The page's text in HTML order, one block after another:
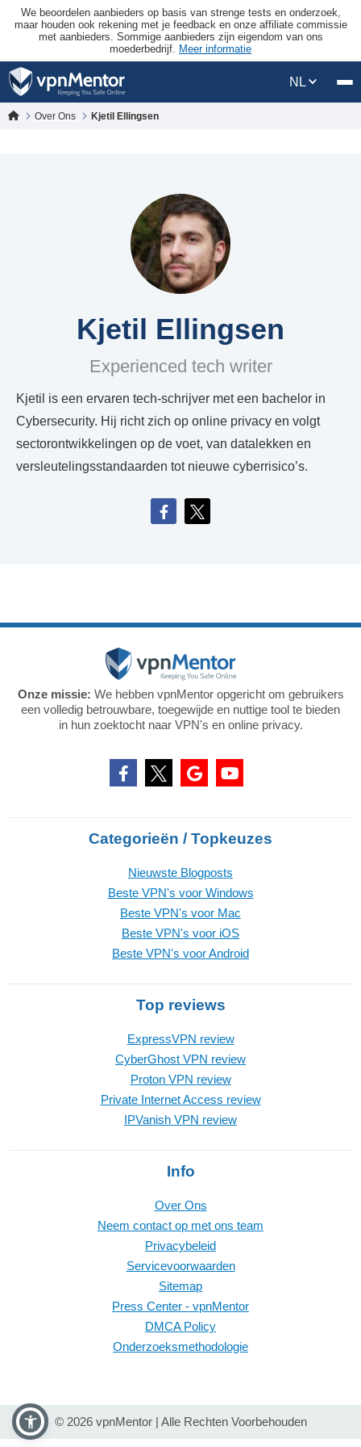
We beoordelen aanbieders op basis van strenge tests en onderzoek,
maar houden ook rekening met je feedback en onze affiliate commissie
met aanbieders. Sommige aanbieders zijn eigendom van ons
moederbedrijf. Meer informatie
NL
Over Ons Kjetil Ellingsen
Kjetil Ellingsen
Experienced tech writer
Kjetil is een ervaren tech-schrijver met een bachelor in
Cybersecurity. Hij richt zich op online privacy en volgt
sectorontwikkelingen op de voet, van datalekken en
versleutelingsstandaarden tot nieuwe cyberrisico’s.
Onze missie: We hebben vpnMentor opgericht om gebruikers
een volledig betrouwbare, toegewijde en nuttige tool te bieden
in hun zoektocht naar VPN's en online privacy.
Categorieën / Topkeuzes
Nieuwste Blogposts
Beste VPN's voor Windows
Beste VPN's voor Mac
Beste VPN's voor iOS
Beste VPN's voor Android
Top reviews
ExpressVPN review
CyberGhost VPN review
Proton VPN review
Private Internet Access review
IPVanish VPN review
Info
Over Ons
Neem contact op met ons team
Privacybeleid
Servicevoorwaarden
Sitemap
Press Center - vpnMentor
DMCA Policy
Onderzoeksmethodologie
© 2026 vpnMentor | Alle Rechten Voorbehouden